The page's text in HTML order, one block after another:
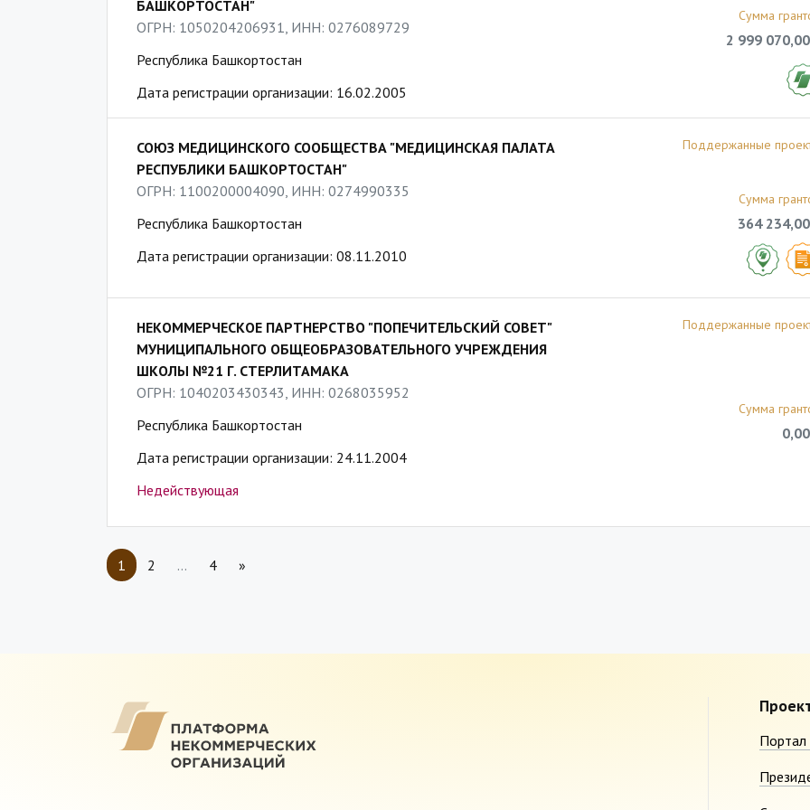
БАШКОРТОСТАН"
ОГРН: 1050204206931, ИНН: 0276089729
Республика Башкортостан
Дата регистрации организации: 16.02.2005
Сумма
2 999
СОЮЗ МЕДИЦИНСКОГО СООБЩЕСТВА "МЕДИЦИНСКАЯ ПАЛАТА
РЕСПУБЛИКИ БАШКОРТОСТАН"
ОГРН: 1100200004090, ИНН: 0274990335
Республика Башкортостан
Дата регистрации организации: 08.11.2010
Поддержанные
Сумма
364
НЕКОММЕРЧЕСКОЕ ПАРТНЕРСТВО "ПОПЕЧИТЕЛЬСКИЙ СОВЕТ"
МУНИЦИПАЛЬНОГО ОБЩЕОБРАЗОВАТЕЛЬНОГО УЧРЕЖДЕНИЯ
ШКОЛЫ №21 Г. СТЕРЛИТАМАКА
ОГРН: 1040203430343, ИНН: 0268035952
Республика Башкортостан
Дата регистрации организации: 24.11.2004
Недействующая
Поддержанные
Сумма
1 2 … 4 »
Портал